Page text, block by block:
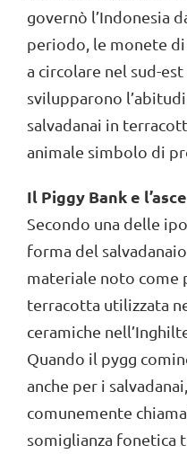
governò l’Indonesia
periodo, le monete
a circolare nel sud-
svilupparono
salvadanai in
animale simbolo di
Il Piggy Bank e
Secondo una delle
forma del
materiale noto come
terracotta utilizzata
ceramiche
Quando il pygg
anche per i
comunemente
somiglianza fonetica